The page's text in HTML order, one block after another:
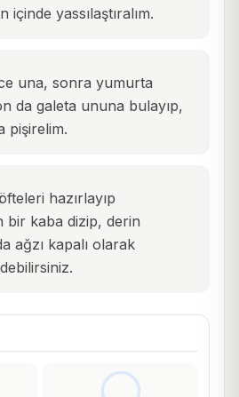
yassılaştıralım.
una, sonra yumurta
da galeta ununa bulayıp,
pişirelim.
hazırlayıp
bir kaba dizip, derin
ağzı kapalı olarak